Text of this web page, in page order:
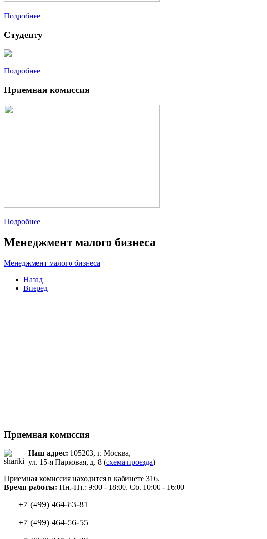
Подробнее
Студенту
Подробнее
Приемная комиссия
Подробнее
Менеджмент малого бизнеса
Менеджмент малого бизнеса
Назад
Вперед
Приемная комиссия
Наш адрес: 105203, г. Москва,
ул. 15-я Парковая, д. 8 (схема проезда)
Приемная комиссия находится в кабинете 316.
Время работы: Пн.-Пт.: 9:00 - 18:00. Сб. 10:00 - 16:00
+7 (499) 464-83-81
+7 (499) 464-56-55